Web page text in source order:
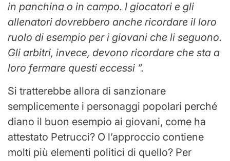
in panchina o in campo. I giocatori e gli
allenatori dovrebbero anche ricordare il loro
ruolo di esempio per i giovani che li seguono.
Gli arbitri, invece, devono ricordare che sta a
loro fermare questi eccessi ”.
Si tratterebbe allora di sanzionare
semplicemente i personaggi popolari perché
diano il buon esempio ai giovani, come ha
attestato Petrucci? O l’approccio contiene
molti più elementi politici di quello? Per